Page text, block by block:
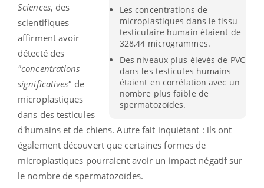
Les concentrations de
microplastiques dans le tissu
testiculaire humain étaient de
328,44 microgrammes.
Des niveaux plus élevés de PVC
dans les testicules humains
étaient en corrélation avec un
nombre plus faible de
spermatozoïdes.
Sciences, des
scientifiques
affirment avoir
détecté des
"concentrations
significatives" de
microplastiques
dans des testicules
d'humains et de chiens. Autre fait inquiétant : ils ont
également découvert que certaines formes de
microplastiques pourraient avoir un impact négatif sur
le nombre de spermatozoïdes.